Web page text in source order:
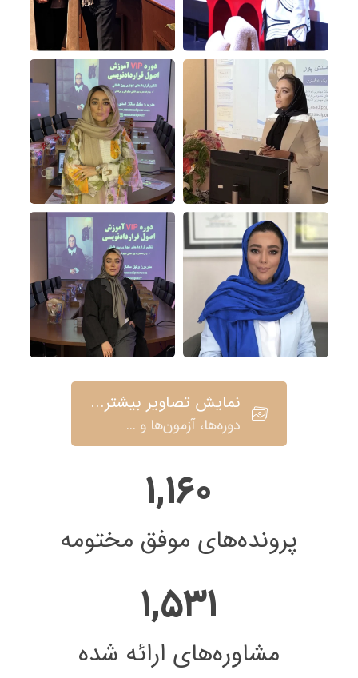
نمایش تصاویر بیشتر...
دوره‌ها، آزمون‌ها و ...
۱,۱۶۰
پرونده‌های موفق مختومه
۱,۵۳۱
مشاوره‌های ارائه شده